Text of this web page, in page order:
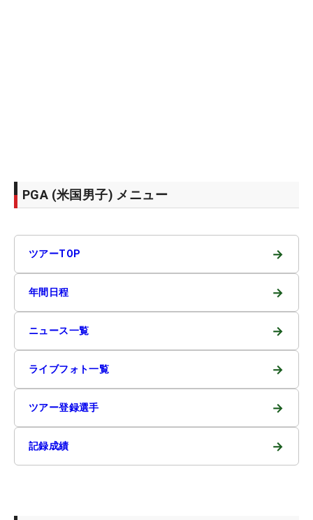
PGA (米国男子) メニュー
ツアーTOP →
年間日程 →
ニュース一覧 →
ライブフォト一覧 →
ツアー登録選手 →
記録成績 →